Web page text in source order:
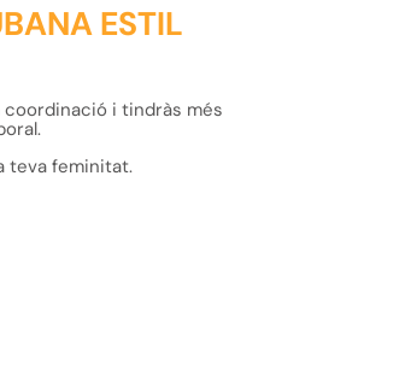
ESTIL
coordinació i tindràs més
.
tevafeminitat.